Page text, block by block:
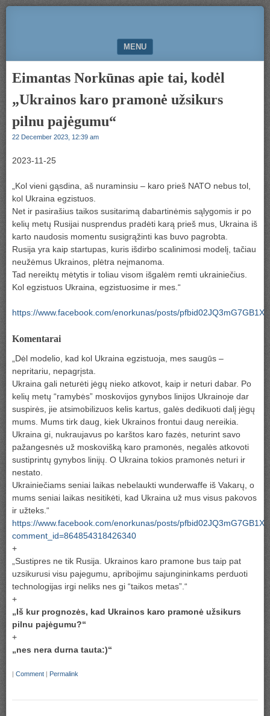
MENU
Eimantas Norkūnas apie tai, kodėl
„Ukrainos karo pramonė užsikurs
pilnu pajėgumu“
22 December 2023, 12:39 am
2023-11-25
„Kol vieni gąsdina, aš nuraminsiu – karo prieš NATO nebus tol,
kol Ukraina egzistuos.
Net ir pasirašius taikos susitarimą dabartinėmis sąlygomis ir po
kelių metų Rusijai nusprendus pradėti karą prieš mus, Ukraina iš
karto naudosis momentu susigrąžinti kas buvo pagrobta.
Rusija yra kaip startupas, kuris išdirbo scalinimosi modelį, tačiau
neužėmus Ukrainos, plėtra neįmanoma.
Tad nereiktų mėtytis ir toliau visom išgalėm remti ukrainiečius.
Kol egzistuos Ukraina, egzistuosime ir mes.“
https://www.facebook.com/enorkunas/posts/
Komentarai
„Dėl modelio, kad kol Ukraina egzistuoja, mes saugūs –
nepritariu, nepagrįsta.
Ukraina gali neturėti jėgų nieko atkovot, kaip ir neturi dabar. Po
kelių metų “ramybės” moskovijos gynybos linijos Ukrainoje dar
suspirės, jie atsimobilizuos kelis kartus, galės dedikuoti dalį jėgų
mums. Mums tirk daug, kiek Ukrainos frontui daug nereikia.
Ukraina gi, nukraujavus po karštos karo fazės, neturint savo
pažangesnės už moskovišką karo pramonės, negalės atkovoti
sustiprintų gynybos linijų. O Ukraina tokios pramonės neturi ir
nestato.
Ukrainiečiams seniai laikas nebelaukti wunderwaffe iš Vakarų, o
mums seniai laikas nesitikėti, kad Ukraina už mus visus pakovos
ir užteks.“
https://www.facebook.com/enorkunas/posts/
comment_id=864854318426340
+
„Sustipres ne tik Rusija. Ukrainos karo pramone bus taip pat
uzsikurusi visu pajegumu, apribojimu sajungininkams perduoti
technologijas irgi neliks nes gi “taikos metas”.“
+
„Iš kur prognozės, kad Ukrainos karo pramonė užsikurs
pilnu pajėgumu?“
+
„nes nera durna tauta:)“
| Comment | Permalink